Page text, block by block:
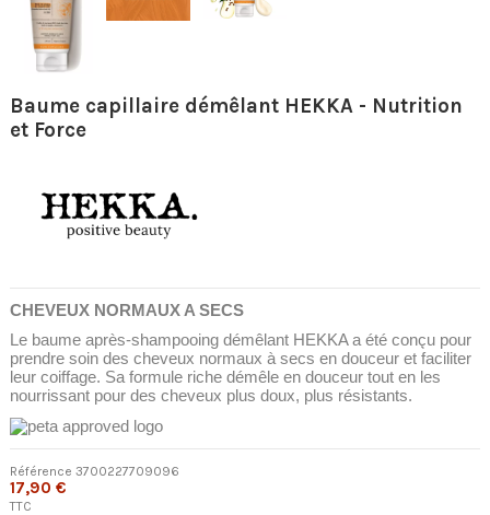
Baume capillaire démêlant HEKKA - Nutrition
et Force
CHEVEUX NORMAUX A SECS
Le baume après-shampooing démêlant HEKKA a été conçu pour
prendre soin des cheveux normaux à secs en douceur et faciliter
leur coiffage. Sa formule riche démêle en douceur tout en les
nourrissant pour des cheveux plus doux, plus résistants.
Référence 3700227709096
17,90 €
TTC